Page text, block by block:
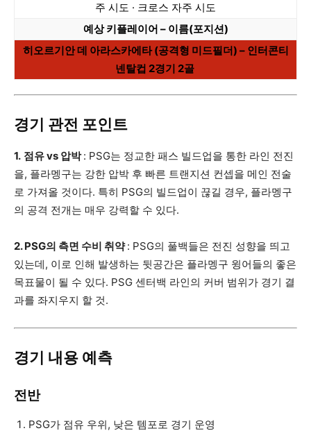
주 시도 · 크로스 자주 시도
예상 키플레이어 – 이름(포지션)
히오르기안 데 아라스카에타 (공격형 미드필더) – 인터콘티
넨탈컵 2경기 2골
경기 관전 포인트
1. 점유 vs 압박: PSG는 정교한 패스 빌드업을 통한 라인 전진
을, 플라멩구는 강한 압박 후 빠른 트랜지션 컨셉을 메인 전술
로 가져올 것이다. 특히 PSG의 빌드업이 끊길 경우, 플라멩구
의 공격 전개는 매우 강력할 수 있다.
2. PSG의 측면 수비 취약: PSG의 풀백들은 전진 성향을 띄고
있는데, 이로 인해 발생하는 뒷공간은 플라멩구 윙어들의 좋은
목표물이 될 수 있다. PSG 센터백 라인의 커버 범위가 경기 결
과를 좌지우지 할 것.
경기 내용 예측
전반
PSG가 점유 우위, 낮은 템포로 경기 운영